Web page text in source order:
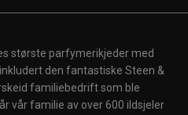
største parfymerikjeder med
den fantastiske Steen &
familiebedrift som ble
vår familie av over 600 ildsjeler